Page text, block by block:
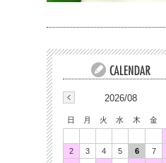
2026/08
日 月 火 水 木 金
2
3 4 5 6 7